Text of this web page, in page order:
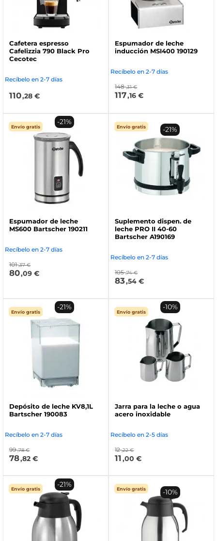
Cafetera espresso
Cafelizzia 790 Black Pro
Cecotec
Recíbelo en 2-7 días
110,28 €
Espumador de leche
inducción MSI400 190129
Recíbelo en 2-7 días
148 ,31 €
117,16 €
Envío gratis
Espumador de leche
MS600 Bartscher 190211
Recíbelo en 2-7 días
101 ,37 €
80,09 €
-21%
Envío gratis
Suplemento dispen. de
leche PRO II 40-60
Bartscher A190169
Recíbelo en 2-7 días
105 ,74 €
83,54 €
-21%
Envío gratis
Depósito de leche KV8,1L
Bartscher 190083
Recíbelo en 2-7 días
99 ,78 €
78,82 €
-21%
Envío gratis
Jarra para la leche o agua
acero inoxidable
Recíbelo en 2-5 días
12 ,22 €
11,00 €
-10%
Envío gratis
-21%
Envío gratis -10%